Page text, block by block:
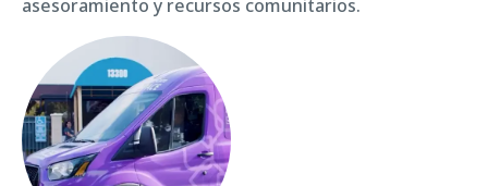
asesoramiento y recursos comunitarios.